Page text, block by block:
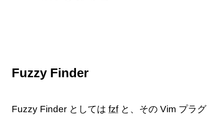
Fuzzy Finder
Fuzzy Finder としては fzfと、その Vim プラグ